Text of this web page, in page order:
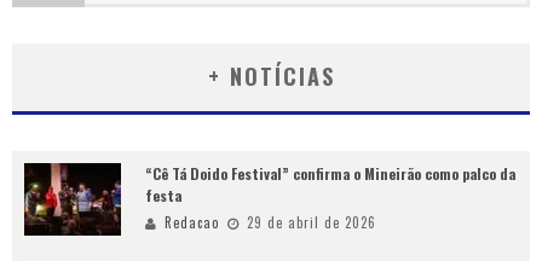
+ NOTÍCIAS
“Cê Tá Doido Festival” confirma o Mineirão como palco da
festa
Redacao 29 de abril de 2026